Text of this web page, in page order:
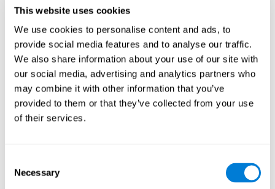
This website uses cookies
We use cookies to personalise content and ads, to
provide social media features and to analyse our traffic.
We also share information about your use of our site with
our social media, advertising and analytics partners who
may combine it with other information that you’ve
provided to them or that they’ve collected from your use
of their services.
Selection
Necessary
deve calcolare ogni mossa per raggiungere l'obiettivo. I
neuropsicologi e i progettisti di CogniFit si sono ispirati ai classici
giochi Nintendo per creare questo gioco. L'utente deve pensare in
modo diverso e calcolare ogni mossa il più velocemente possibile
per raggiungere il formicaio. Preparatevi a provare uno dei giochi
più divertenti di CogniFit, pieno di ostacoli e sfide.
In che modo il gioco mentale "Ant
Escape" migliora le mie capacità
cognitive?
aiutare i circuiti neurali a riorganizzarsi e a recuperare le funzioni
cognitive indebolite o danneggiate.